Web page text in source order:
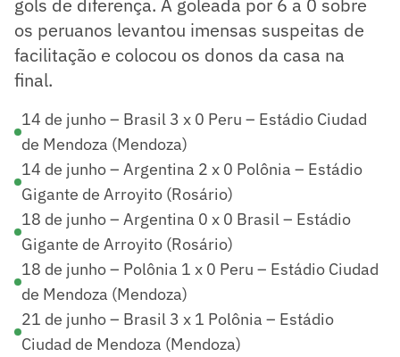
os peruanos levantou imensas suspeitas de
facilitação e colocou os donos da casa na
final.
14 de junho – Brasil 3 x 0 Peru – Estádio Ciudad
de Mendoza (Mendoza)
14 de junho – Argentina 2 x 0 Polônia – Estádio
Gigante de Arroyito (Rosário)
18 de junho – Argentina 0 x 0 Brasil – Estádio
Gigante de Arroyito (Rosário)
18 de junho – Polônia 1 x 0 Peru – Estádio Ciudad
de Mendoza (Mendoza)
21 de junho – Brasil 3 x 1 Polônia – Estádio
Ciudad de Mendoza (Mendoza)